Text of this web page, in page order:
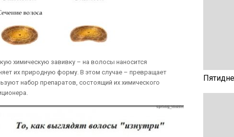
химическую завивку – на волосы наносится
их природную форму. В этом случае – превращает
набор препаратов, состоящий их химического